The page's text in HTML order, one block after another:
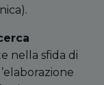
nella sfida di